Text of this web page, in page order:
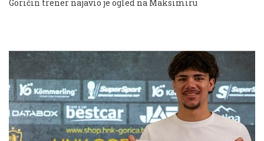
Goričin trener najavio je ogled na Maksimiru